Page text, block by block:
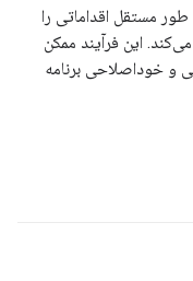
مستقل اقداماتی را
این فرآیند ممکن
خوداصلاحی برنامه